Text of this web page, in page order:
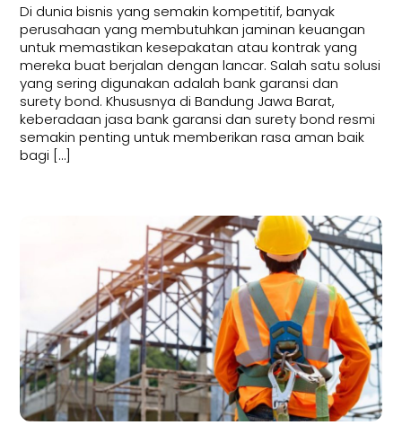
Di dunia bisnis yang semakin kompetitif, banyak
perusahaan yang membutuhkan jaminan keuangan
untuk memastikan kesepakatan atau kontrak yang
mereka buat berjalan dengan lancar. Salah satu solusi
yang sering digunakan adalah bank garansi dan
surety bond. Khususnya di Bandung Jawa Barat,
keberadaan jasa bank garansi dan surety bond resmi
semakin penting untuk memberikan rasa aman baik
bagi […]